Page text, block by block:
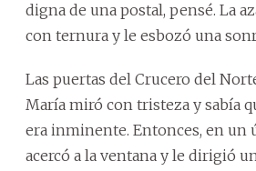
digna de una postal, pensé. La
con ternura y le esbozó una
Las puertas del Crucero del
María miró con tristeza y sabía
era inminente. Entonces, en un
acercó a la ventana y le dirigió